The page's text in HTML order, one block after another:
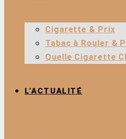
Cigarette & Prix
Tabac à Rouler &
Quelle Cigarette
L’ACTUALITÉ